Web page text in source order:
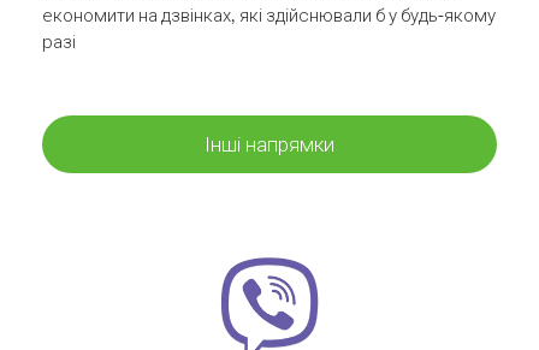
економити на дзвінках, які здійснювали б у будь-якому
разі
Інші напрямки